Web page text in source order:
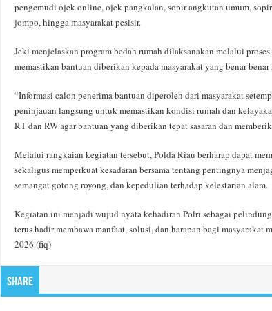
pengemudi ojek online, ojek pangkalan, sopir angkutan umum,
jompo, hingga masyarakat pesisir.
Jeki menjelaskan program bedah rumah dilaksanakan melalui
memastikan bantuan diberikan kepada masyarakat yang benar-
“Informasi calon penerima bantuan diperoleh dari masyarakat
peninjauan langsung untuk memastikan kondisi rumah dan
RT dan RW agar bantuan yang diberikan tepat sasaran dan
Melalui rangkaian kegiatan tersebut, Polda Riau berharap dapat
sekaligus memperkuat kesadaran bersama tentang pentingnya
semangat gotong royong, dan kepedulian terhadap kelestarian alam.
Kegiatan ini menjadi wujud nyata kehadiran Polri sebagai
terus hadir membawa manfaat, solusi, dan harapan bagi masyarakat
2026.(fiq)
Share